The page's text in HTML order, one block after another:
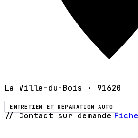
La Ville-du-Bois · 91620
ENTRETIEN ET RÉPARATION AUTO
// Contact sur demande Fiche